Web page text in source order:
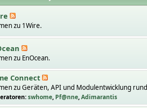
zu 1Wire.
zu EnOcean.
Connect
zu Geräten, API und Modulentwicklung
swhome, Pf@nne,Adimarantis